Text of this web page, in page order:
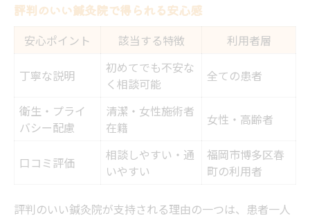
評判のいい鍼灸院で得られる安心感
安心ポイント 該当する特徴 利用者層
丁寧な説明
初めてでも不安な
く相談可能
全ての患者
衛生・プライ
バシー配慮
清潔・女性施術者
在籍
女性・高齢者
口コミ評価
相談しやすい・通
いやすい
福岡市博多区春
町の利用者
評判のいい鍼灸院が支持される理由の一つは、患者一人